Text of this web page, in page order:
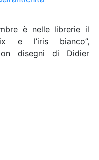
è nelle librerie il
e l’iris bianco”,
disegni di Didier